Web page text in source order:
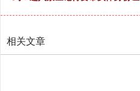
相关文章